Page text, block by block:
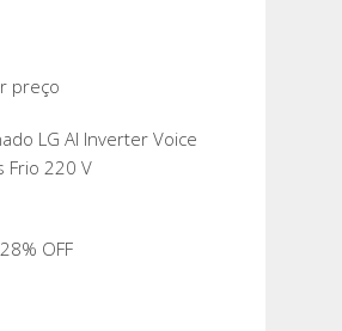
preço
LG AI Inverter Voice
Frio 220 V
OFF